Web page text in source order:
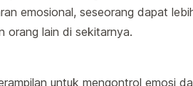
emosional, seseorang dapat
orang lain di sekitarnya.
untuk mengontrol emosi